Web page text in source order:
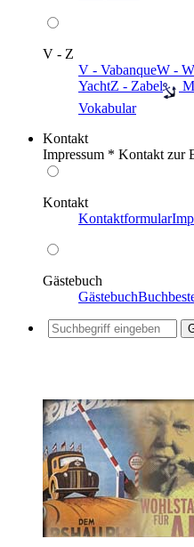
V - Z
V - VabanqueW -
YachtZ - Zabel
Vokabular
Kontakt
Impressum * Kontakt zur
Kontakt
Kontaktformular
Gästebuch
Gästebuch